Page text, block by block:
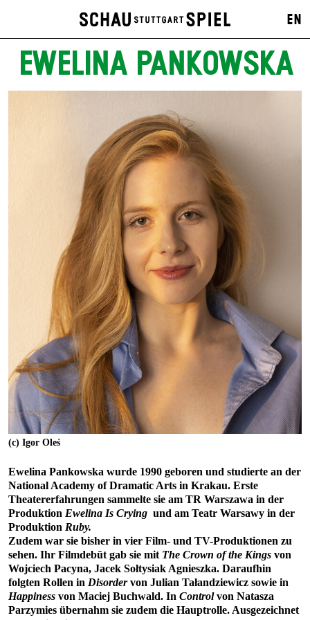
EN
EWELINA PANKOWSKA
(c) Igor Oleś
Ewelina Pankowska wurde 1990 geboren und studierte an der
National Academy of Dramatic Arts in Krakau. Erste
Theatererfahrungen sammelte sie am TR Warszawa in der
Produktion Ewelina Is Crying und am Teatr Warsawy in der
Produktion Ruby.
Zudem war sie bisher in vier Film- und TV-Produktionen zu
sehen. Ihr Filmdebüt gab sie mit The Crown of the Kings von
Wojciech Pacyna, Jacek Sołtysiak Agnieszka. Daraufhin
folgten Rollen in Disordervon Julian Tałandziewicz sowie in
Happiness von Maciej Buchwald. In Controlvon Natasza
Parzymies übernahm sie zudem die Hauptrolle. Ausgezeichnet